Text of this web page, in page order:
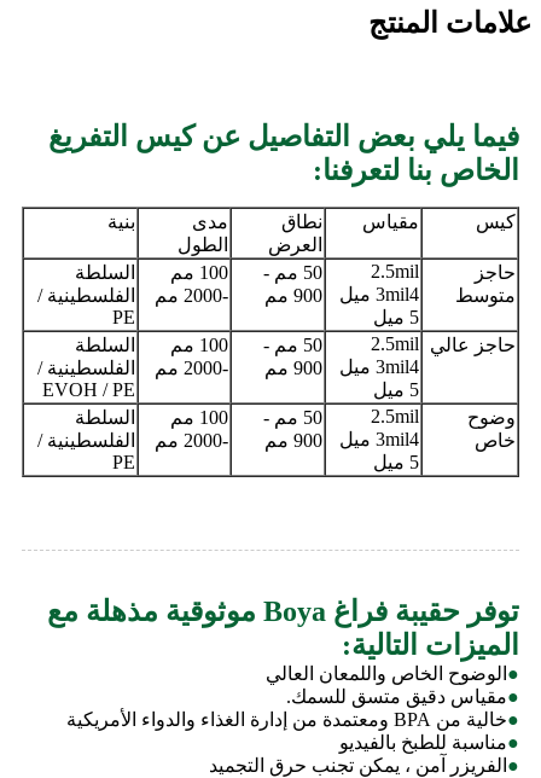
علامات المنتج
فيما يلي بعض التفاصيل عن كيس التفريغ
الخاص بنا لتعرفنا:
كيس مقياس
نطاق
العرض
مدى
الطول
بنية
حاجز
متوسط
2.5mil
3mil 4 ميل
5 ميل
50 مم -
900 مم
100 مم
-2000 مم
السلطة
الفلسطينية /
PE
حاجز عالي
2.5mil
3mil 4 ميل
5 ميل
50 مم -
900 مم
100 مم
-2000 مم
السلطة
الفلسطينية /
EVOH / PE
وضوح
خاص
2.5mil
3mil 4 ميل
5 ميل
50 مم -
900 مم
100 مم
-2000 مم
السلطة
الفلسطينية /
PE
توفر حقيبة فراغ Boya موثوقية مذهلة مع
الميزات التالية:
● الوضوح الخاص واللمعان العالي
●مقياس دقيق متسق للسمك.
●خالية من BPA ومعتمدة من إدارة الغذاء والدواء الأمريكية
●مناسبة للطبخ بالفيديو
● الفريزر آمن ، يمكن تجنب حرق التجميد